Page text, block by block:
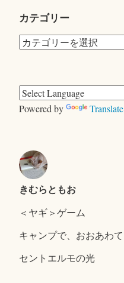
カテゴリー
カ
リ
ー
Powered by Translate
きむらともお
＜ヤギ＞ゲーム
キャンプで、おおあわて
セントエルモの光